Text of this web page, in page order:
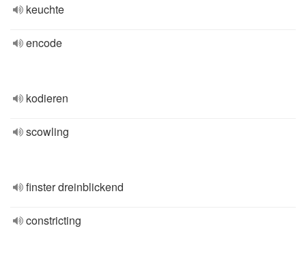
keuchte
encode
kodieren
scowling
finster dreinblickend
constricting